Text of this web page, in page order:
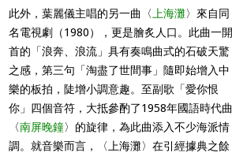
此外，葉麗儀主唱的另一曲〈 上海灘〉來自同
名電視劇（1980），更是膾炙人口。此曲一開
首的「浪奔、浪流」具有奏鳴曲式的石破天驚
之感，第三句「淘盡了世間事」隨即始增入中
樂的板拍，陡增小調意趣。至副歌「愛你恨
你」四個音符，大抵參酌了1958年國語時代曲
〈南屏晚鐘〉的旋律，為此曲添入不少海派情
調。就音樂而言，〈上海灘〉在引經據典之餘